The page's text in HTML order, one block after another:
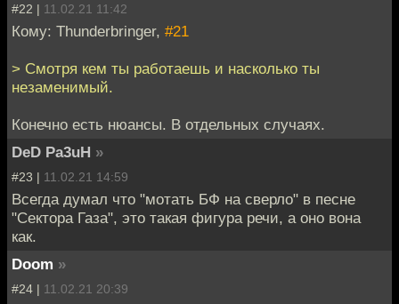
#22 | 11.02.21 11:42
Кому: Thunderbringer, #21
> Cмотря кем ты работаешь и насколько ты
незаменимый.
Конечно есть нюансы. В отдельных случаях.
DeD Pa3uH »
#23 | 11.02.21 14:59
Всегда думал что "мотать БФ на сверло" в песне
"Сектора Газа", это такая фигура речи, а оно вона
как.
Doom »
#24 | 11.02.21 20:39